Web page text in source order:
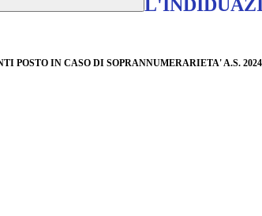
IN CASO DI SOPRANNUMERARIETA' A.S.